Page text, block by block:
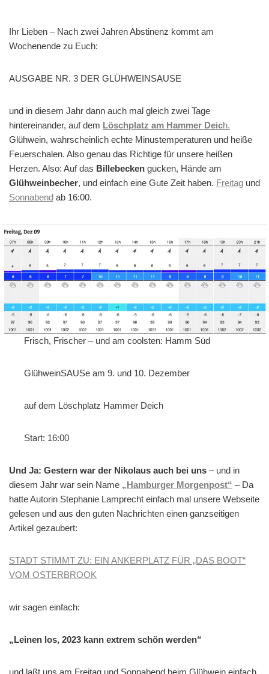
Ihr Lieben – Nach zwei Jahren Abstinenz kommt am
Wochenende zu Euch:
AUSGABE NR. 3 DER GLÜHWEINSAUSE
und in diesem Jahr dann auch mal gleich zwei Tage
hintereinander, auf dem Löschplatz am Hammer Deich.
Glühwein, wahrscheinlich echte Minustemperaturen und heiße
Feuerschalen. Also genau das Richtige für unsere heißen
Herzen. Also: Auf das Billebecken gucken, Hände am
Glühweinbecher, und einfach eine Gute Zeit haben. Freitag und
Sonnabend ab 16:00.
Frisch, Frischer – und am coolsten: Hamm Süd
GlühweinSAUSe am 9. und 10. Dezember
auf dem Löschplatz Hammer Deich
Start: 16:00
Und Ja: Gestern war der Nikolaus auch bei uns – und in
diesem Jahr war sein Name „Hamburger Morgenpost“ – Da
hatte Autorin Stephanie Lamprecht einfach mal unsere Webseite
gelesen und aus den guten Nachrichten einen ganzseitigen
Artikel gezaubert:
STADT STIMMT ZU: EIN ANKERPLATZ FÜR „DAS BOOT“
VOM OSTERBROOK
wir sagen einfach:
„Leinen los, 2023 kann extrem schön werden“